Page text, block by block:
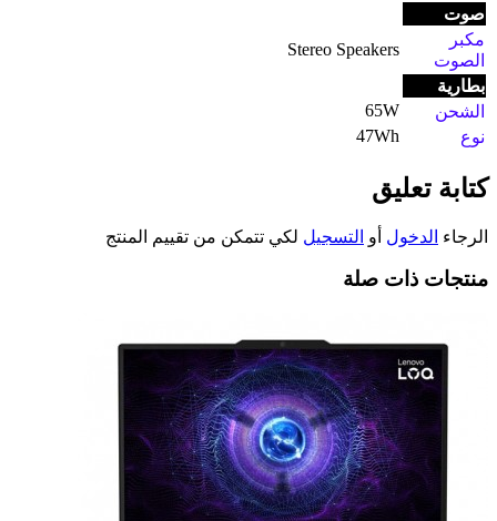
صوت
مكبر
الصوت
Stereo Speakers
بطارية
الشحن
65W
نوع
47Wh
كتابة تعليق
الرجاء الدخول أو التسجيل لكي تتمكن من تقييم المنتج
منتجات ذات صلة